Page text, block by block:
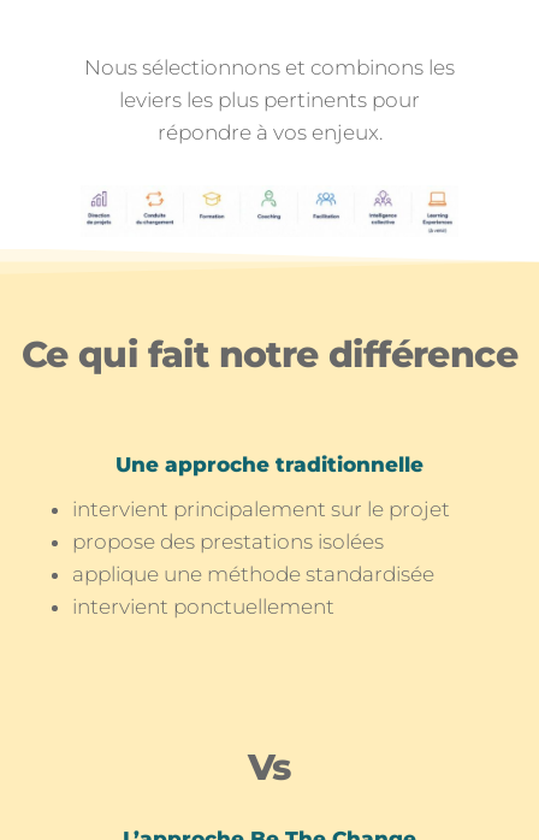
Nous sélectionnons et combinons les
leviers les plus pertinents pour
répondre à vos enjeux.
Ce qui fait notre différence
Une approche traditionnelle
intervient principalement sur le projet
propose des prestations isolées
applique une méthode standardisée
intervient ponctuellement
Vs